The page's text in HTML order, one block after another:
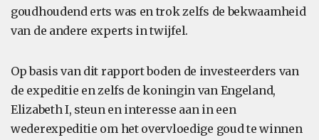
goudhoudend erts was en trok zelfs de bekwaamheid
van de andere experts in twijfel.
Op basis van dit rapport boden de investeerders van
de expeditie en zelfs de koningin van Engeland,
Elizabeth I, steun en interesse aan in een
wederexpeditie om het overvloedige goud te winnen